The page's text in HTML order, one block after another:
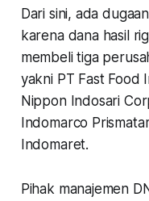
Dari sini, ada
karena dana hasil
membeli tiga
yakni PT Fast Food
Nippon Indosari
Indomarco
Indomaret.
Pihak manajemen